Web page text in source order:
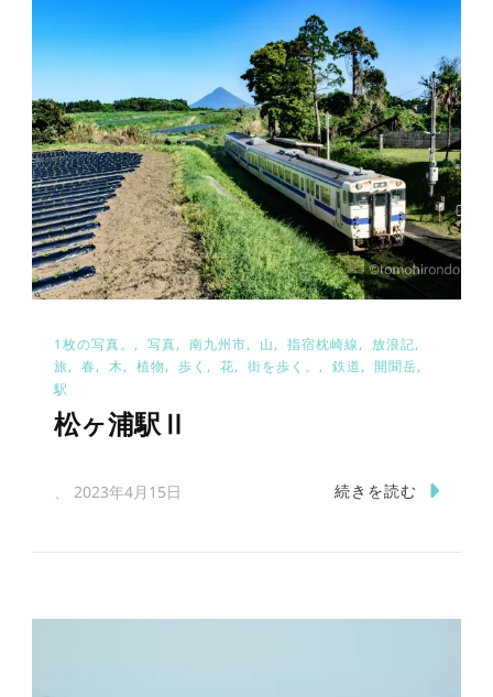
1枚の写真。 写真 南九州市 山 指宿枕崎線
放浪記
旅
春 木 植物 歩く 花 街を歩く。 鉄道
開聞岳
駅
松ヶ浦駅Ⅱ
2023年4月15日 続きを読む